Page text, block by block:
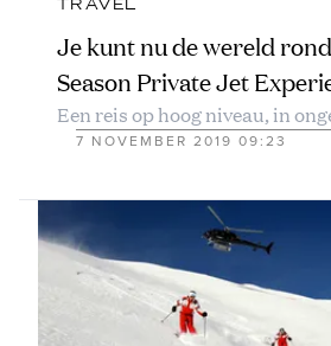
TRAVEL
Je kunt nu de wereld
Season Private Jet
Een reis op hoog niveau, in
7 NOVEMBER 2019 09:23